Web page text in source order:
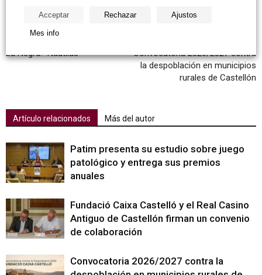
Artículo anterior
La Negra: “Nautilus”
Convocatoria 2026/2027 contra
la despoblación en municipios
rurales de Castellón
Artículo relacionados Más del autor
Patim presenta su estudio sobre juego
patológico y entrega sus premios
anuales
Fundació Caixa Castelló y el Real Casino
Antiguo de Castellón firman un convenio
de colaboración
Convocatoria 2026/2027 contra la
Acceptar Rechazar Ajustos
Mes info